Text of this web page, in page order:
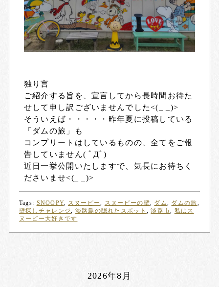
独り言
ご紹介する旨を、宣言してから長時間お待た
せして申し訳ございませんでした<(_ _)>
そういえば・・・・・昨年夏に投稿している
「ダムの旅」も
コンプリートはしているものの、全てをご報
告していません( ﾟДﾟ)
近日一挙公開いたしますで、気長にお待ちく
ださいませ<(_ _)>
Tags: SNOOPY, スヌーピー, スヌーピーの壁, ダム, ダムの旅 ,
壁探しチャレンジ, 淡路島の隠れたスポット ,淡路市, 私はス
ヌーピー大好きです
2026年8月